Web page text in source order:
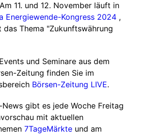
11. und 12. November läuft in
Energiewende-Kongress 2024 ,
das Thema "Zukunftswährung
und Seminare aus dem
Zeitung finden Sie im
Börsen-Zeitung LIVE.
gibt es jede Woche Freitag
mit aktuellen
7TageMärkte und am